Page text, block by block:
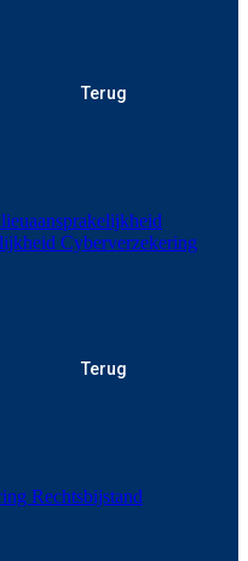
Terug
Cyberverzekering
Terug
Rechtsbijstand